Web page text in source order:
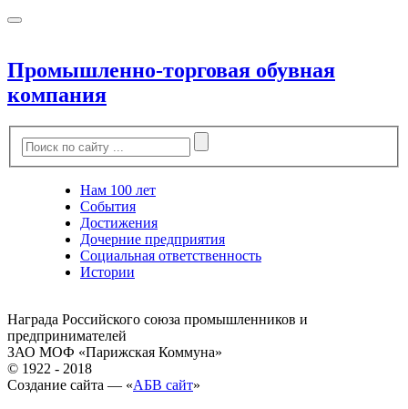
Промышленно-торговая обувная
компания
Нам 100 лет
События
Достижения
Дочерние предприятия
Социальная ответственность
Истории
Награда Российского союза промышленников и
предпринимателей
ЗАО МОФ «Парижская Коммуна»
© 1922 - 2018
Создание сайта — «АБВ сайт»